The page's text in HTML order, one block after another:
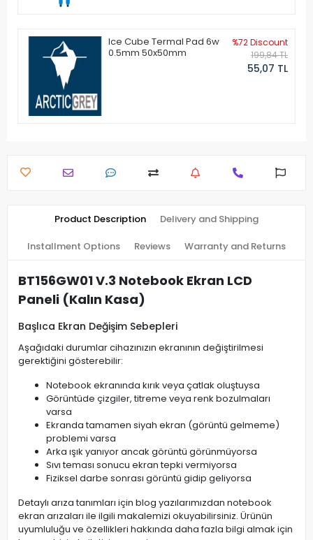
Ice Cube Termal Pad 6w
0.5mm 50x50mm
%72 Discount
199,84 TL
55,07 TL
Product Description Delivery and Shipping
Installment Options Reviews Warranty and Returns
BT156GW01 V.3 Notebook Ekran LCD
Paneli (Kalın Kasa)
Başlıca Ekran Değişim Sebepleri
Aşağıdaki durumlar cihazınızın ekranının değiştirilmesi
gerektiğini gösterebilir:
Notebook ekranında kırık veya çatlak oluştuysa
Görüntüde çizgiler, titreme veya renk bozulmaları
varsa
Ekranda tamamen siyah ekran (görüntü gelmeme)
problemi varsa
Arka ışık yanıyor ancak görüntü görünmüyorsa
Sıvı teması sonucu ekran tepki vermiyorsa
Fiziksel darbe sonrası görüntü gidip geliyorsa
Detaylı arıza tanımları için blog yazılarımızdan notebook
ekran arızaları ile ilgili makalemizi okuyabilirsiniz. Ürünün
uyumluluğu ve özellikleri hakkında daha fazla bilgi almak için